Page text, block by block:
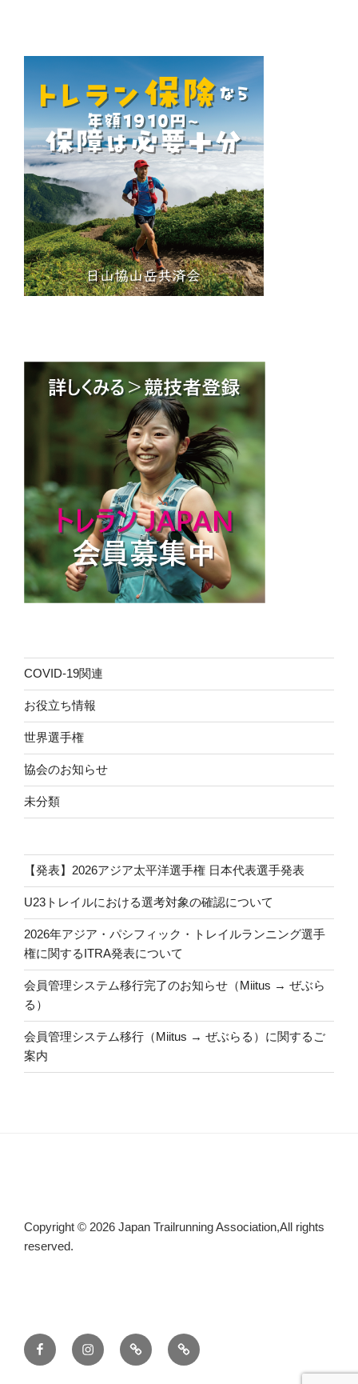
COVID-19関連
お役立ち情報
世界選手権
協会のお知らせ
未分類
【発表】2026アジア太平洋選手権 日本代表選手発表
U23トレイルにおける選考対象の確認について
2026年アジア・パシフィック・トレイルランニング選手
権に関するITRA発表について
会員管理システム移行完了のお知らせ（Miitus → ぜぶら
る）
会員管理システム移行（Miitus → ぜぶらる）に関するご
案内
Copyright © 2026 Japan Trailrunning Association,All rights
reserved.
FacebookInstagramthreads X